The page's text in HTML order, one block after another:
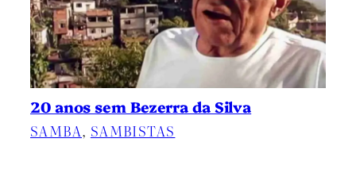
20 anos sem Bezerra da Silva
SAMBA, SAMBISTAS